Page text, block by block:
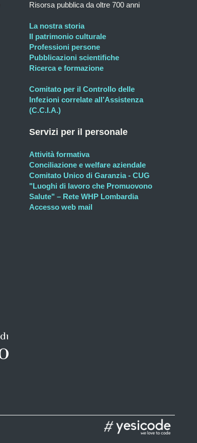
Risorsa pubblica da oltre 700 anni
La nostra storia
Il patrimonio culturale
Professioni persone
Pubblicazioni scientifiche
Ricerca e formazione
Comitato per il Controllo delle
Infezioni correlate all’Assistenza
(C.C.I.A.)
Servizi per il personale
Attività formativa
Conciliazione e welfare aziendale
Comitato Unico di Garanzia - CUG
"Luoghi di lavoro che Promuovono
Salute" – Rete WHP Lombardia
Accesso web mail